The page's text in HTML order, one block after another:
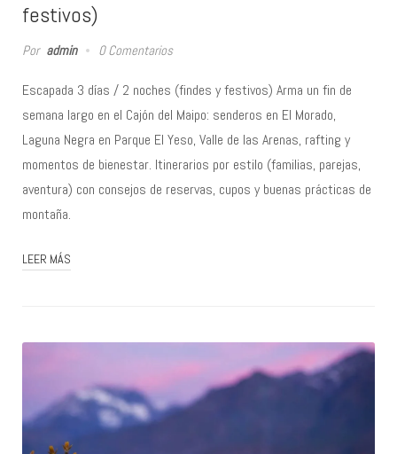
festivos)
Por admin 0 Comentarios
Escapada 3 días / 2 noches (findes y festivos) Arma un fin de
semana largo en el Cajón del Maipo: senderos en El Morado,
Laguna Negra en Parque El Yeso, Valle de las Arenas, rafting y
momentos de bienestar. Itinerarios por estilo (familias, parejas,
aventura) con consejos de reservas, cupos y buenas prácticas de
montaña.
LEER MÁS